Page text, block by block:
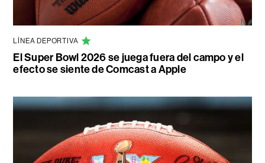
LÍNEA DEPORTIVA
El Super Bowl 2026 se juega fuera del campo y el
efecto se siente de Comcast a Apple